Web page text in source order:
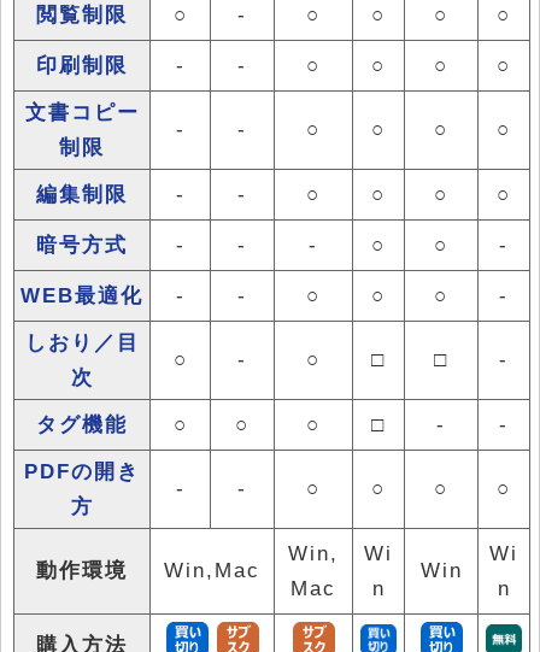
閲覧制限 ○ - ○ ○ ○ ○
印刷制限 - - ○ ○ ○
○
文書コピー
制限
- - ○ ○ ○ ○
編集制限 - - ○ ○ ○ ○
暗号方式 - - - ○ ○ -
WEB最適化 - - ○ ○ ○
-
しおり／目
次
○ - ○ □ □ -
タグ機能 ○ ○ ○ □ -
-
PDFの開き
方
- - ○ ○ ○ ○
動作環境 Win,Mac
Win,
Mac
Wi
n
Win
Wi
n
購入方法